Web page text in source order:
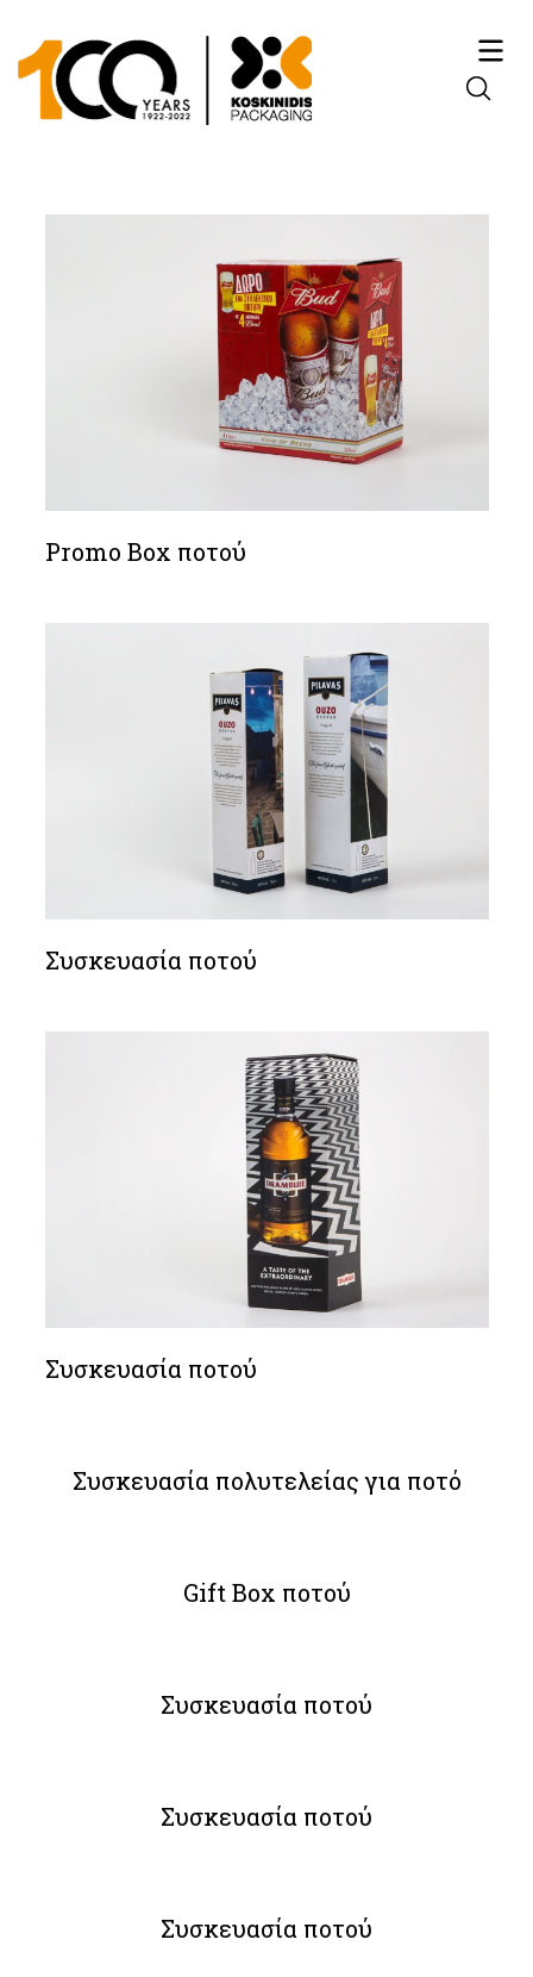
Promo Box ποτού
Συσκευασία ποτού
Συσκευασία ποτού
Συσκευασία πολυτελείας για ποτό
Gift Box ποτού
Συσκευασία ποτού
Συσκευασία ποτού
Συσκευασία ποτού